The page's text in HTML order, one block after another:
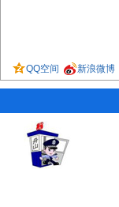
QQ空间 新浪微博